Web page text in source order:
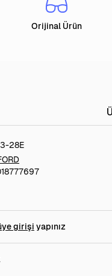
Orijinal Ürün
28E
girişi yapınız